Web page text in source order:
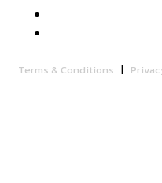
Terms & Conditions |